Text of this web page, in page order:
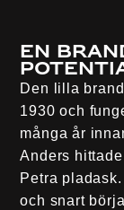
En
Den lilla
1930 och
många år
Anders
Petra
och snart